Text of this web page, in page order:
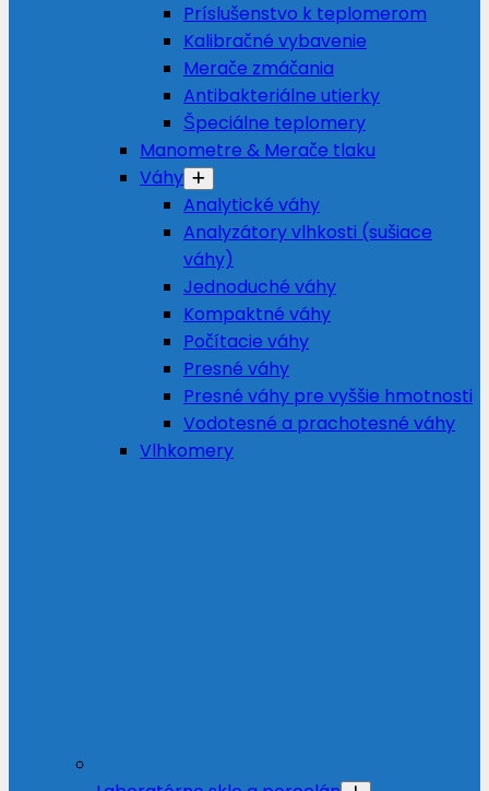
Príslušenstvo k teplomerom
Kalibračné vybavenie
Merače zmáčania
Antibakteriálne utierky
Špeciálne teplomery
Manometre & Merače tlaku
Váhy
Analytické váhy
Analyzátory vlhkosti (sušiace
váhy)
Jednoduché váhy
Kompaktné váhy
Počítacie váhy
Presné váhy
Presné váhy pre vyššie hmotnosti
Vodotesné a prachotesné váhy
Vlhkomery